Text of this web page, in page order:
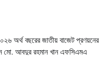
অর্থ বছরের জাতীয় বাজেট প্রণয়নের
মো. আবদুর রহমান খান এফসিএমএ